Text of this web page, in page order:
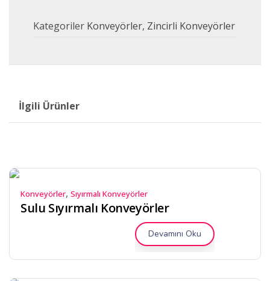
Kategoriler Konveyörler, Zincirli Konveyörler
İlgili Ürünler
Konveyörler, Sıyırmalı Konveyörler
Sulu Sıyırmalı Konveyörler
Devamını Oku